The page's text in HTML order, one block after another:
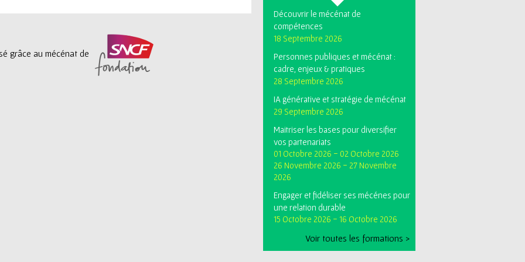
grâce au mécénat de
Découvrir le mécénat de
compétences
18 Septembre 2026
Personnes publiques et mécénat :
cadre, enjeux & pratiques
28 Septembre 2026
IA générative et stratégie de mécénat
29 Septembre 2026
Maitriser les bases pour diversifier
vos partenariats
01 Octobre 2026 - 02 Octobre 2026
26 Novembre 2026 - 27 Novembre
2026
Engager et fidéliser ses mécénes pour
une relation durable
15 Octobre 2026 - 16 Octobre 2026
Voir toutes les formations >